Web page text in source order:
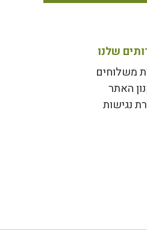
שלנו
משלוחים
האתר
נגישות